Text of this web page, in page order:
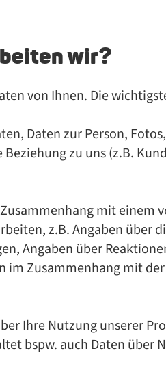
wir?
von Ihnen. Die
Daten zur Person,
zu uns (z.B.
mit einem
z.B. Angaben über
Angaben über
Zusammenhang mit
Ihre Nut­zung un­se­rer
bspw. auch Da­ten über